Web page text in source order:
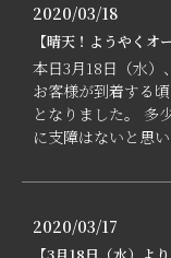
2020/03/18
【晴天！ようやくオ
本日3月18日（水）
お客様が到着する
となりました。 多
に支障はないと思
2020/03/17